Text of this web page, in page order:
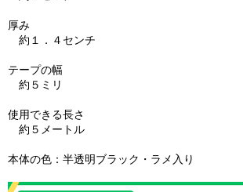
厚み
約１．４センチ
テープの幅
約５ミリ
使用できる長さ
約５メートル
本体の色：半透明ブラック・ラメ入り